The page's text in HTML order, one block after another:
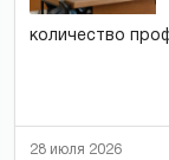
количество
28 июля 2026